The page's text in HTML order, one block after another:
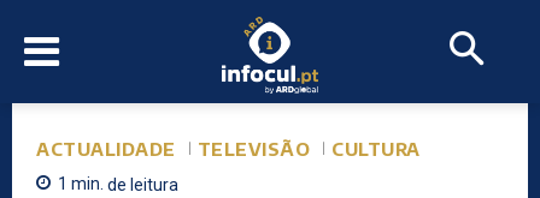
ACTUALIDADE TELEVISÃO CULTURA
1 min. de leitura